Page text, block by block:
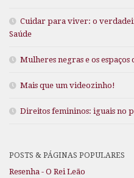
Cuidar para viver: o
Saúde
Mulheres negras e os espaços
Mais que um videozinho!
Direitos femininos: iguais no
POSTS & PÁGINAS POPULARES
Resenha - O Rei Leão